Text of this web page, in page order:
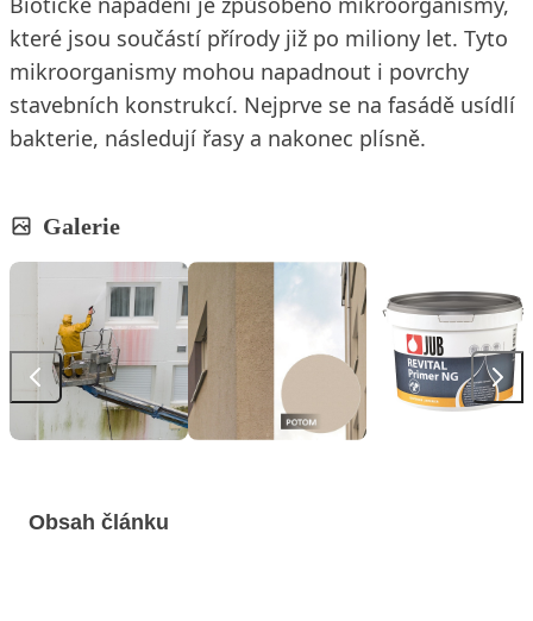
které jsou součástí přírody již po miliony let. Tyto
mikroorganismy mohou napadnout i povrchy
stavebních konstrukcí. Nejprve se na fasádě usídlí
bakterie, následují řasy a nakonec plísně.
Galerie
Obsah článku